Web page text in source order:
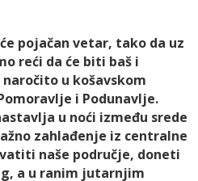
pojačan vetar, tako da uz
reći da će biti baš i
u košavskom
i Podunavlje.
u noći između srede
zahlađenje iz centralne
naše područje, doneti
a u ranim jutarnjim